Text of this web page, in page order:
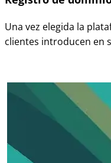
Una vez elegida la
clientes introducen en